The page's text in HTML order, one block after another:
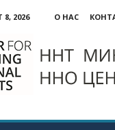
2026 О НАС